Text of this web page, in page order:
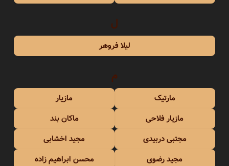
ل
لیلا فروهر
م
مارتیک
مازیار
مازیار فلاحی
ماکان بند
مجتبی دربیدی
مجید اخشابی
مجید رضوی
محسن ابراهیم زاده